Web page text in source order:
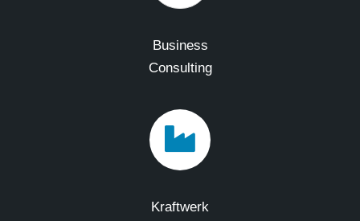
Business
Consulting
Kraftwerk